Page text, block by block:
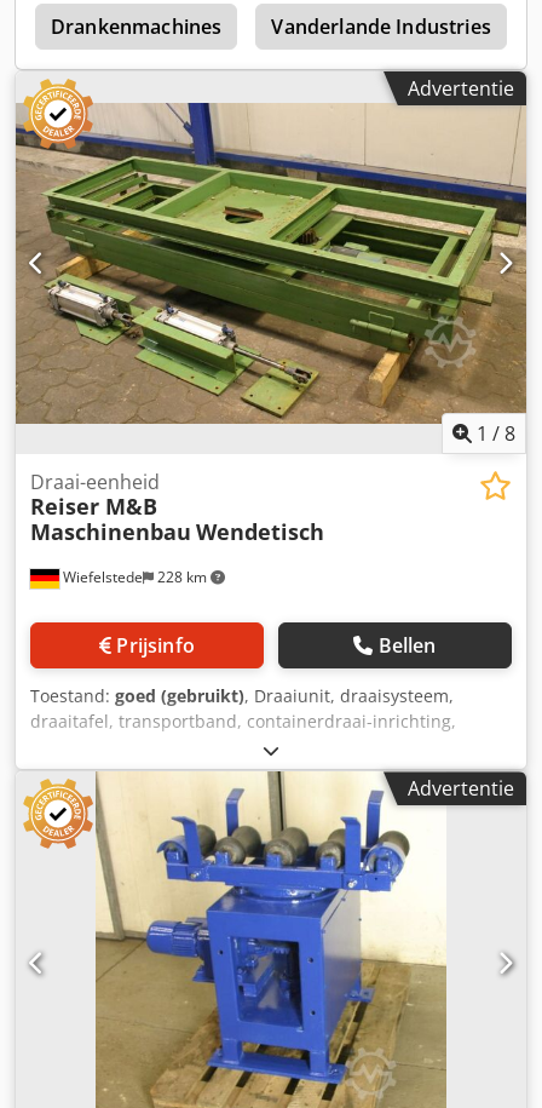
Bedrijfsdruk: 5,5 bar - Stroomvoorziening: 230/400 VAC -
Besturingsspanning: 24 VDC - Frequentie: 50 Hz Dkedeyq
Ia Eepfx Agyor
Drankenmachines Vanderlande Industries
Advertentie
1 /8
Wiefelstede 228 km
Draai-eenheid
Reiser M&B
Maschinenbau Wendetisch
Prijsinfo Bellen
Toestand: goed (gebruikt), Draaiunit, draaisysteem,
draaitafel, transportband, containerdraai-inrichting,
lasdraai-inrichting, lashulpstuk -Aandrijfmotor: 0,15/0,60
kW -Toerental: 15/64 tpm -Afgedichte draairing -Apparaat
is pneumatisch kantelbaar Dksdpfsca Iatjx Agyer -
Afmetingen: 2520/800/H380 mm -Gewicht: 524 kg
Advertentie